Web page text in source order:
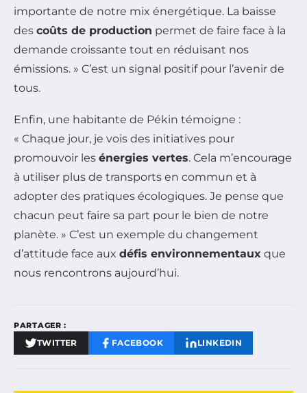
importante de notre mix énergétique. La baisse
des coûts de production permet de faire face à la
demande croissante tout en réduisant nos
émissions. » C’est un signal positif pour l’avenir de
tous.
Enfin, une habitante de Pékin témoigne :
« Chaque jour, je vois des initiatives pour
promouvoir les énergies vertes. Cela m’encourage
à utiliser plus de transports en commun et à
adopter des pratiques écologiques. Je pense que
chacun peut faire sa part pour le bien de notre
planète. » C’est un exemple du changement
d’attitude face aux défis environnementaux que
nous rencontrons aujourd’hui.
PARTAGER :
TWITTER FACEBOOK LINKEDIN